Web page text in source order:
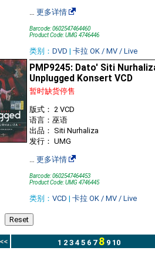
… 更多详情
Barcode: 0602547464460
Product Code: UMG 4746446
类别： DVD | 卡拉 OK / MV / Live
PMP9245: Dato' Siti
Unplugged Konsert VCD
暂时缺货停售
版式： 2 VCD
语言：巫语
出品： Siti Nurhaliza
发行： UMG
… 更多详情
Barcode: 0602547464453
Product Code: UMG 4746445
类别： VCD | 卡拉 OK / MV / Live
<< 1 2 3 4 5 6 7 8 9 10